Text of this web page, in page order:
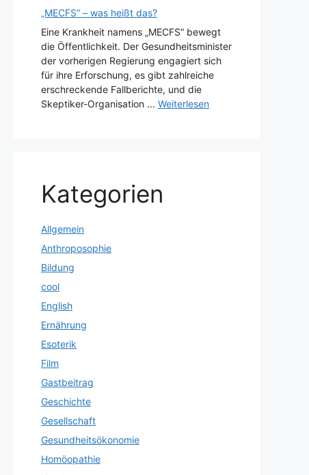
„MECFS“ – was heißt das?
Eine Krankheit namens „MECFS“ bewegt
die Öffentlichkeit. Der Gesundheitsminister
der vorherigen Regierung engagiert sich
für ihre Erforschung, es gibt zahlreiche
erschreckende Fallberichte, und die
Skeptiker-Organisation ... Weiterlesen
Kategorien
Allgemein
Anthroposophie
Bildung
cool
English
Ernährung
Esoterik
Film
Gastbeitrag
Geschichte
Gesellschaft
Gesundheitsökonomie
Homöopathie